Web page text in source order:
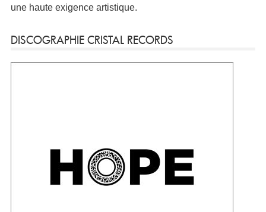
une haute exigence artistique.
DISCOGRAPHIE CRISTAL RECORDS